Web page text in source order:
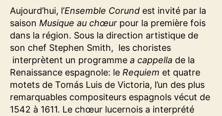
Aujourd’hui, l’Ensemble Corund est invité par la
saison Musique au chœur pour la première fois
dans la région. Sous la direction artistique de
son chef Stephen Smith, les choristes
interprètent un programme a cappella de la
Renaissance espagnole: le Requiem et quatre
motets de Tomás Luis de Victoria, l’un des plus
remarquables compositeurs espagnols vécut de
1542 à 1611. Le chœur lucernois a interprété